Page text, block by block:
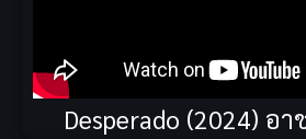
Desperado (2024) อ